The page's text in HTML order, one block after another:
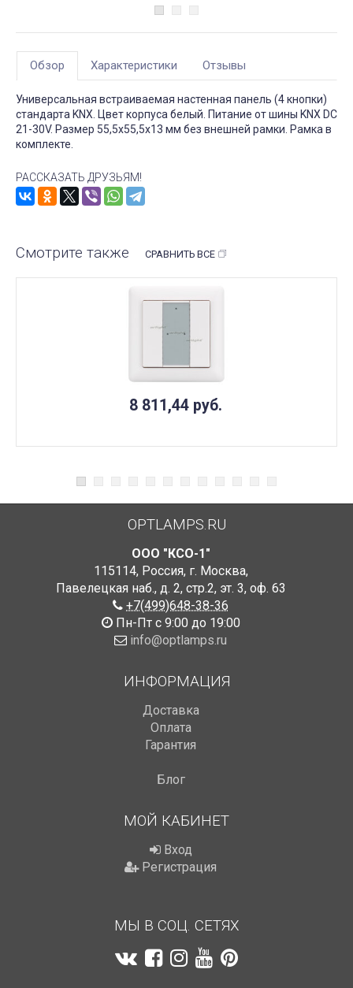
Обзор Характеристики Отзывы
Универсальная встраиваемая настенная панель (4 кнопки)
стандарта KNX. Цвет корпуса белый. Питание от шины KNX DC
21-30V. Размер 55,5х55,5х13 мм без внешней рамки. Рамка в
комплекте.
РАССКАЗАТЬ ДРУЗЬЯМ!
Смотрите также СРАВНИТЬ ВСЕ
8 811,44 руб.
OPTLAMPS.RU
ООО "КСО-1"
115114, Россия, г. Москва,
Павелецкая наб., д. 2, стр.2, эт. 3, оф. 63
+7(499)648-38-36
Пн-Пт с 9:00 до 19:00
info@optlamps.ru
ИНФОРМАЦИЯ
Доставка
Оплата
Гарантия
Блог
МОЙ КАБИНЕТ
Вход
Регистрация
МЫ В СОЦ. СЕТЯХ